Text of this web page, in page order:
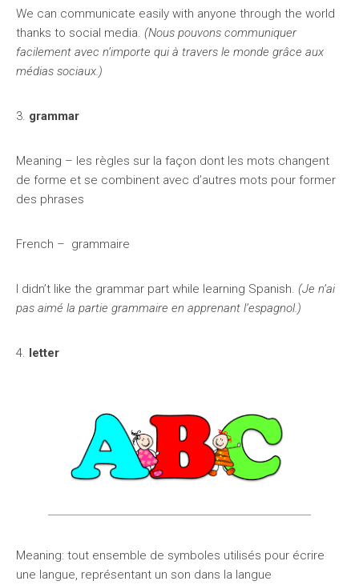
We can communicate easily with anyone through the world
thanks to social media. (Nous pouvons communiquer
facilement avec n’importe qui à travers le monde grâce aux
médias sociaux.)
3. grammar
Meaning – les règles sur la façon dont les mots changent
de forme et se combinent avec d’autres mots pour former
des phrases
French – grammaire
I didn’t like the grammar part while learning Spanish. (Je n’ai
pas aimé la partie grammaire en apprenant l’espagnol.)
4. letter
Meaning: tout ensemble de symboles utilisés pour écrire
une langue, représentant un son dans la langue